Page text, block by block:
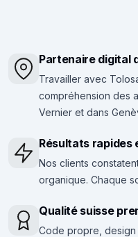
Partenaire digital
Travailler avec
compréhension des
Vernier et dans
Résultats rapides
Nos clients
organique. Chaque
Qualité suisse
Code propre,